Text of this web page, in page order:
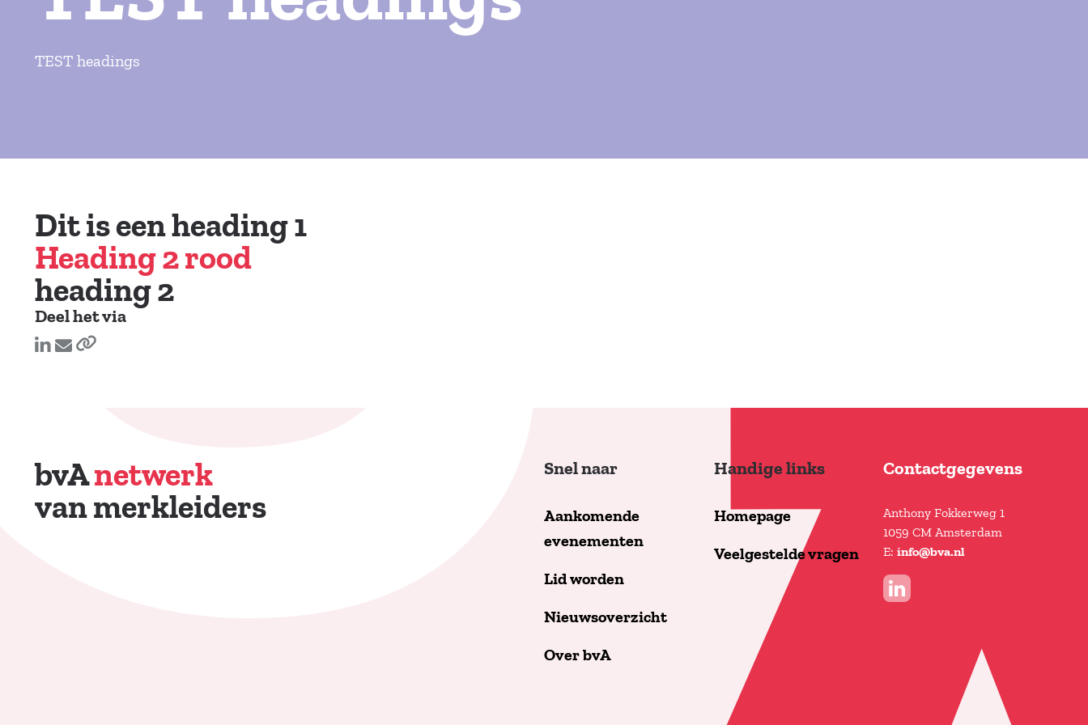
TEST headings
Dit is een heading 1
Heading 2 rood
heading 2
Deel het via
bvAnetwerk
van merkleiders
Snel naar
Aankomende
evenementen
Lid worden
Nieuwsoverzicht
Over bvA
Handige links
Homepage
Veelgestelde vragen
Contactgegevens
Anthony Fokkerweg 1
1059 CM Amsterdam
E:info@bva.nl